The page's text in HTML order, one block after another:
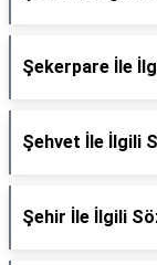
Şekerpare İle
Şehvet İle İlgili
Şehir İle İlgili